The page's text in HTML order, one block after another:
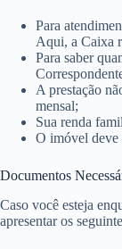
Para
Aqui, a Caixa
Para saber
A prestação
mensal;
Sua renda
O imóvel deve
Documentos
Caso você esteja
apresentar os